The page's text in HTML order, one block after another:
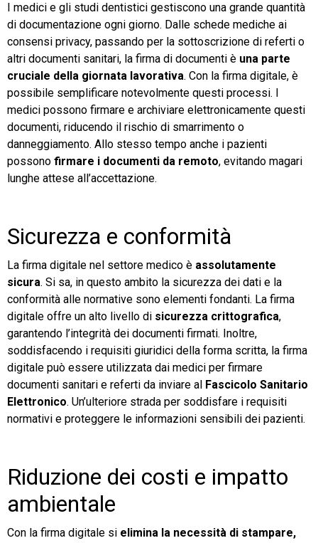
I medici e gli studi dentistici gestiscono una grande quantità
di documentazione ogni giorno. Dalle schede mediche ai
consensi privacy, passando per la sottoscrizione di referti o
altri documenti sanitari, la firma di documenti è una parte
cruciale della giornata lavorativa. Con la firma digitale, è
possibile semplificare notevolmente questi processi. I
medici possono firmare e archiviare elettronicamente questi
documenti, riducendo il rischio di smarrimento o
danneggiamento. Allo stesso tempo anche i pazienti
possono firmare i documenti da remoto, evitando magari
lunghe attese all’accettazione.
Sicurezza e conformità
La firma digitale nel settore medico è assolutamente
sicura. Si sa, in questo ambito la sicurezza dei dati e la
conformità alle normative sono elementi fondanti. La firma
digitale offre un alto livello di sicurezza crittografica,
garantendo l’integrità dei documenti firmati. Inoltre,
soddisfacendo i requisiti giuridici della forma scritta, la firma
digitale può essere utilizzata dai medici per firmare
documenti sanitari e referti da inviare al Fascicolo Sanitario
Elettronico. Un’ulteriore strada per soddisfare i requisiti
normativi e proteggere le informazioni sensibili dei pazienti.
Riduzione dei costi e impatto
ambientale
Con la firma digitale si elimina la necessità di stampare,